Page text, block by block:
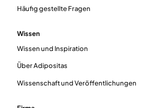
Häufig gestellte Fragen
Wissen
Wissen und Inspiration
Über Adipositas
Wissenschaft und Veröffentlichungen